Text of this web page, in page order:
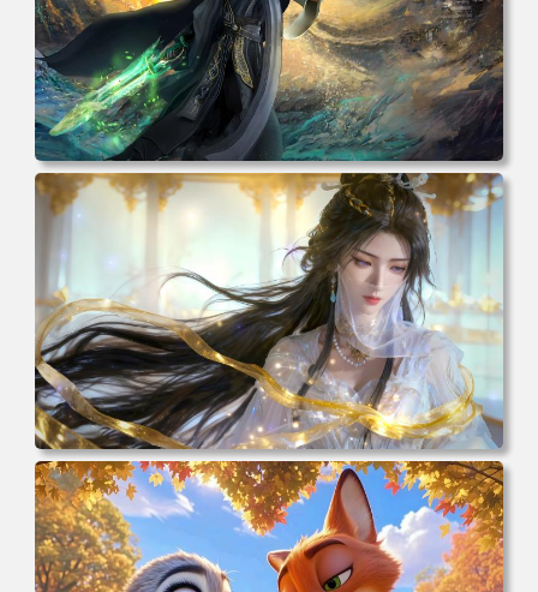
电脑壁纸 动漫 凡人修仙传 韩立 结婴 4k壁纸 3840x2160 电
脑桌面 高清壁纸 壁纸下载 壁纸大全
电脑壁纸 动漫 紫灵 冰清玉洁《凡人修仙传》4k壁纸 3840x2
160 电脑桌面 高清壁纸 壁纸下载 壁纸大全